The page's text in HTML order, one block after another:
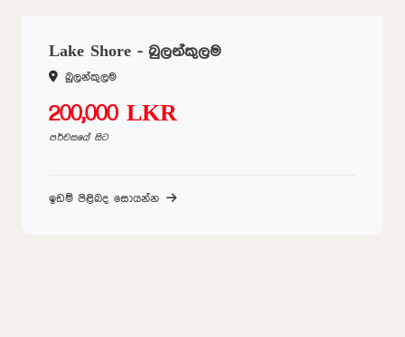
Lake Shore - බුලන්කුලම
බුලන්කුලම
200,000 LKR
පර්චසයේ සිට
ඉඩම් පිළිබද සොයන්න